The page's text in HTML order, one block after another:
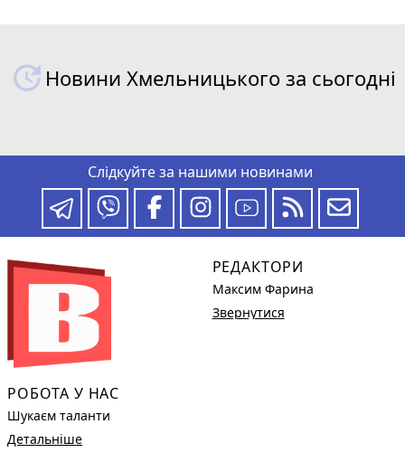
Новини Хмельницького за сьогодні
Слідкуйте за нашими новинами
РОБОТА У НАС
Шукаєм таланти
Детальніше
РЕДАКТОРИ
Максим Фарина
Звернутися